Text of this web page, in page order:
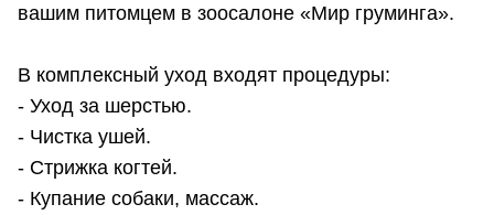
вашим питомцем в зоосалоне «Мир груминга».
В комплексный уход входят процедуры:
- Уход за шерстью.
- Чистка ушей.
- Стрижка когтей.
- Купание собаки, массаж.